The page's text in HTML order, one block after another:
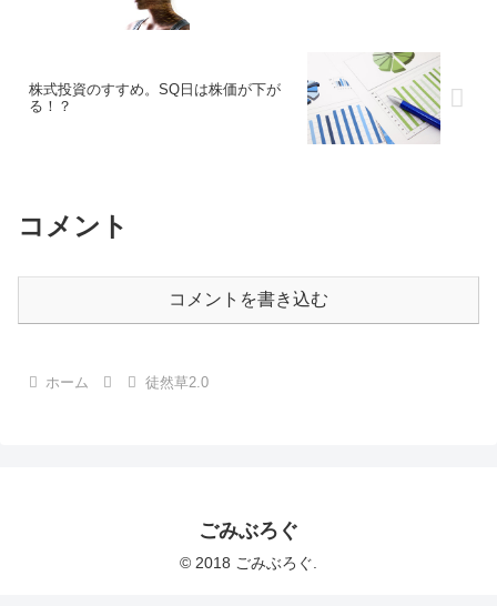
株式投資のすすめ。SQ日は株価が下が
る！？
コメント
コメントを書き込む
ホーム 徒然草2.0
ごみぶろぐ
© 2018 ごみぶろぐ.